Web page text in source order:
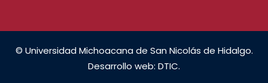
© Universidad Michoacana de San Nicolás de Hidalgo.
Desarrollo web: DTIC.